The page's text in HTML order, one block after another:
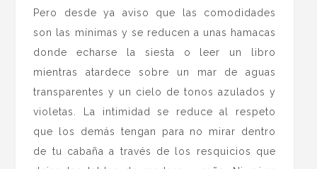
Pero desde ya aviso que las comodidades
son las mínimas y se reducen a unas hamacas
donde echarse la siesta o leer un libro
mientras atardece sobre un mar de aguas
transparentes y un cielo de tonos azulados y
violetas. La intimidad se reduce al respeto
que los demás tengan para no mirar dentro
de tu cabaña a través de los resquicios que